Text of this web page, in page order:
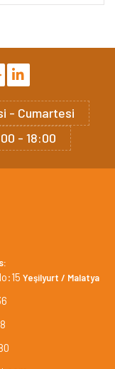
- Cumartesi
- 18:00
Yeşilyurt / Malatya